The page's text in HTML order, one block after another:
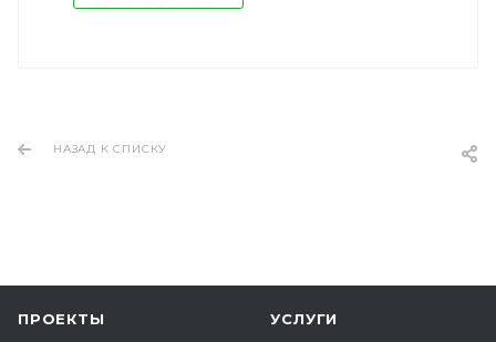
НАЗАД К СПИСКУ
ПРОЕКТЫ УСЛУГИ